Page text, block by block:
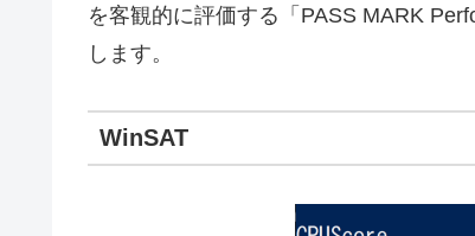
を客観的に評価する「PASS MARK
します。
WinSAT